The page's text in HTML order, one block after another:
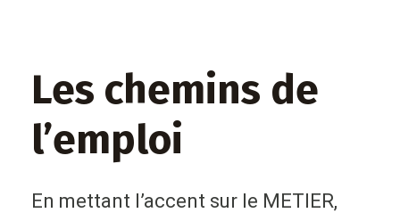
Les chemins de
l’emploi
En mettant l’accent sur le METIER,